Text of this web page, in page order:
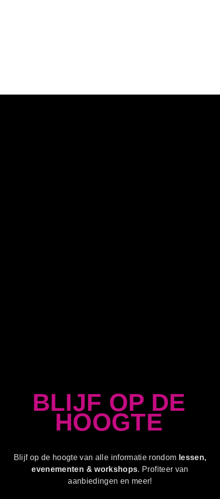
BLIJF OP DE
HOOGTE
Blijf op de hoogte van alle informatie rondom lessen,
evenementen & workshops. Profiteer van
aanbiedingen en meer!